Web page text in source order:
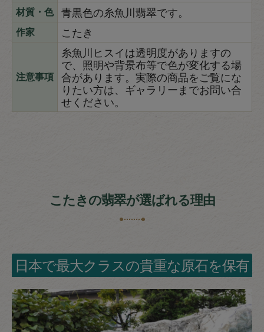
材質・色 青黒色の糸魚川翡翠です。
作家 こたき
注意事項
糸魚川ヒスイは透明度がありますの
で、照明や背景布等で色が変化する場
合があります。実際の商品をご覧にな
りたい方は、ギャラリーまでお問い合
せください。
こたきの翡翠が選ばれる理由
日本で最大クラスの貴重な原石を保有